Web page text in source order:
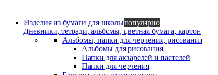
Изделия из бумаги для школыпопулярно
Дневники, тетради, альбомы, цветная бумага, картон
Альбомы, папки для черчения, рисования
Альбомы для рисования
Папки для акварелей и пастелей
Папки для черчения